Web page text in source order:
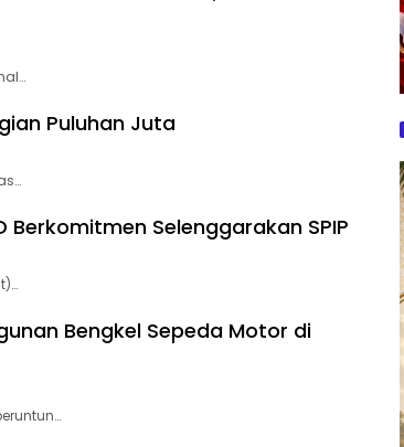
Puluhan Juta
Berkomitmen Selenggarakan SPIP
Bengkel Sepeda Motor di